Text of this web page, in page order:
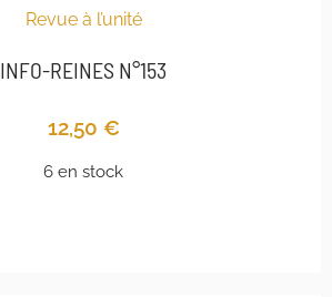
Revue à l’unité
INFO-REINES N°153
12,50 €
6 en stock